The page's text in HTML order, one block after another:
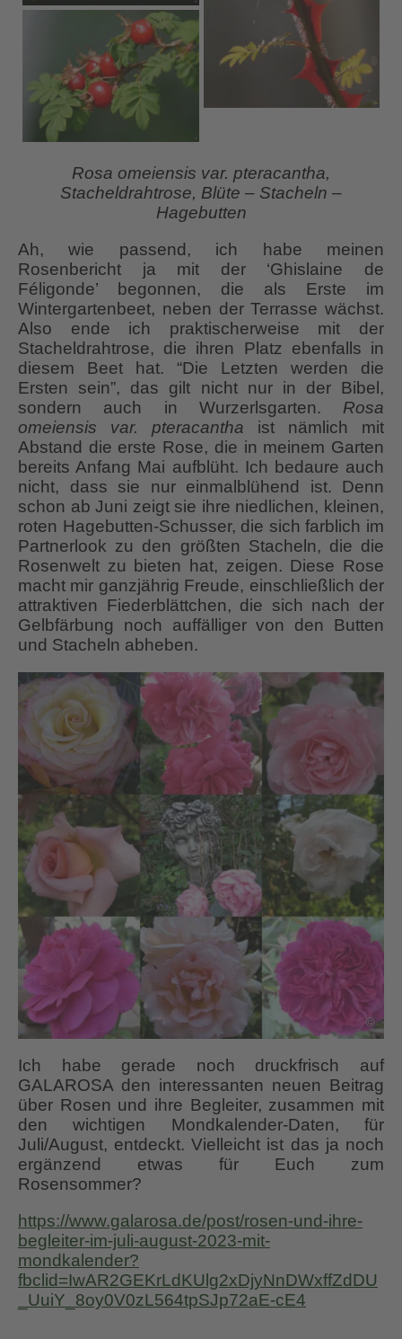
Rosa omeiensis var. pteracantha,
Stacheldrahtrose, Blüte – Stacheln –
Hagebutten
Ah, wie passend, ich habe meinen
Rosenbericht ja mit der ‘Ghislaine de
Féligonde’ begonnen, die als Erste im
Wintergartenbeet, neben der Terrasse wächst.
Also ende ich praktischerweise mit der
Stacheldrahtrose, die ihren Platz ebenfalls in
diesem Beet hat. “Die Letzten werden die
Ersten sein”, das gilt nicht nur in der Bibel,
sondern auch in Wurzerlsgarten. Rosa
omeiensis var. pteracantha ist nämlich mit
Abstand die erste Rose, die in meinem Garten
bereits Anfang Mai aufblüht. Ich bedaure auch
nicht, dass sie nur einmalblühend ist. Denn
schon ab Juni zeigt sie ihre niedlichen, kleinen,
roten Hagebutten-Schusser, die sich farblich im
Partnerlook zu den größten Stacheln, die die
Rosenwelt zu bieten hat, zeigen. Diese Rose
macht mir ganzjährig Freude, einschließlich der
attraktiven Fiederblättchen, die sich nach der
Gelbfärbung noch auffälliger von den Butten
und Stacheln abheben.
Ich habe gerade noch druckfrisch auf
GALAROSA den interessanten neuen Beitrag
über Rosen und ihre Begleiter, zusammen mit
den wichtigen Mondkalender-Daten, für
Juli/August, entdeckt. Vielleicht ist das ja noch
ergänzend etwas für Euch zum
Rosensommer?
https://www.galarosa.de/post/rosen-und-ihre-
begleiter-im-juli-august-2023-mit-
mondkalender?
fbclid=IwAR2GEKrLdKUlg2xDjyNnDWxffZdDU
_UuiY_8oy0V0zL564tpSJp72aE-cE4